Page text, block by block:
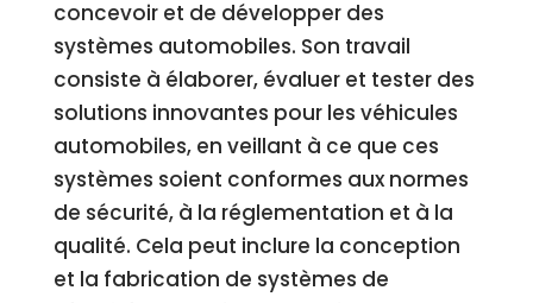
concevoir et de développer des
systèmes automobiles. Son travail
consiste à élaborer, évaluer et tester des
solutions innovantes pour les véhicules
automobiles, en veillant à ce que ces
systèmes soient conformes aux normes
de sécurité, à la réglementation et à la
qualité. Cela peut inclure la conception
et la fabrication de systèmes de